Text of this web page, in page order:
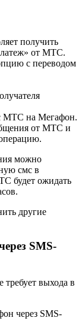
получить
от МТС.
с переводом
с МТС на Мегафон.
от МТС и
можно
смс в
будет ожидать
другие
SMS-
выхода в
через SMS-